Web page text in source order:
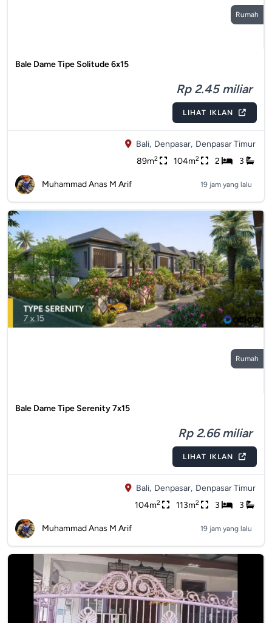
Rumah
Bale Dame Tipe Solitude 6x15
Rp 2.45 miliar
LIHAT IKLAN
Bali, Denpasar, Denpasar Timur
89m2 104m2 2 3
Muhammad Anas M Arif 19 jam yang lalu
Rumah
Bale Dame Tipe Serenity 7x15
Rp 2.66 miliar
LIHAT IKLAN
Bali, Denpasar, Denpasar Timur
104m2 113m2 3 3
Muhammad Anas M Arif 19 jam yang lalu